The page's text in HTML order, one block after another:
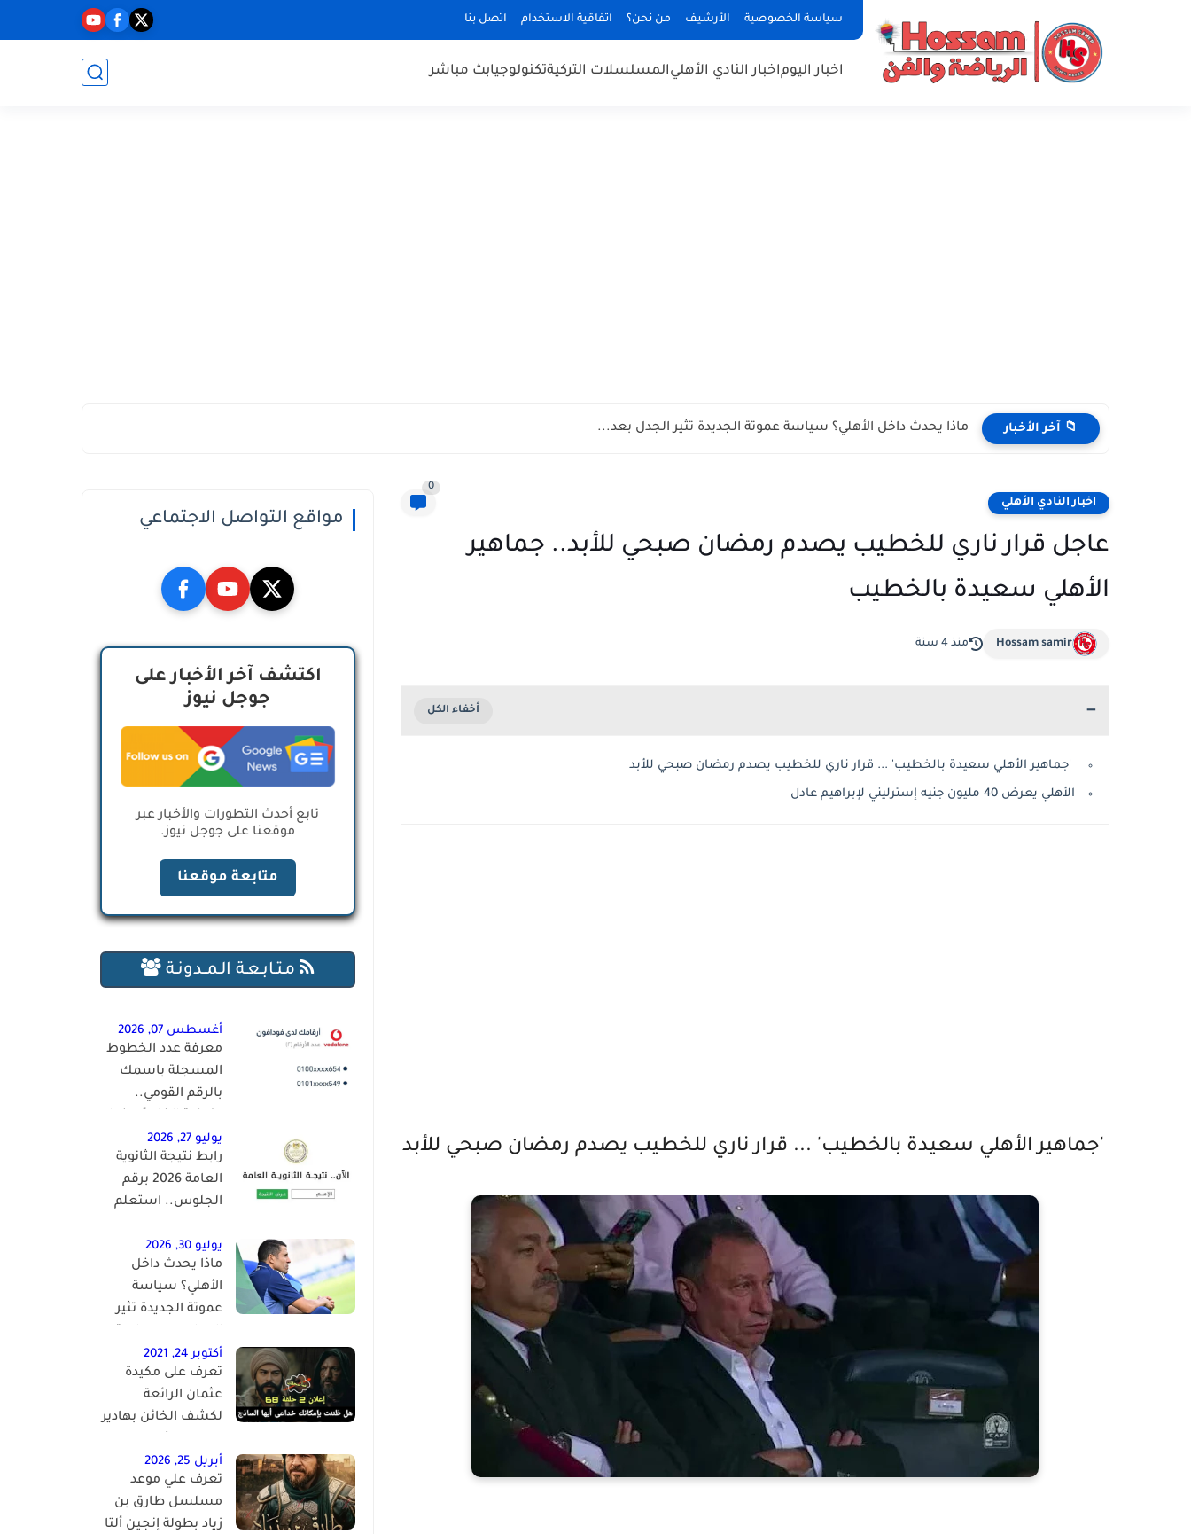
سياسة الخصوصية الأرشيف من نحن؟ اتفاقية الاستخدام اتصل بنا
اخبار اليوماخبار النادي الأهليالمسلسلات التركيةتكنولوجيابث مباشر
📁 آخر الأخبار ماذا يحدث داخل الأهلي؟ سياسة عموتة الجديدة تثير الجدل بعد...
اخبار النادي الأهلي
0
عاجل قرار ناري للخطيب يصدم رمضان صبحي للأبد.. جماهير
الأهلي سعيدة بالخطيب
Hossam samir منذ 4 سنة
'جماهير الأهلي سعيدة بالخطيب' ... قرار ناري للخطيب يصدم رمضان صبحي للأبد
الأهلي يعرض 40 مليون جنيه إسترليني لإبراهيم عادل
'جماهير الأهلي سعيدة بالخطيب' ... قرار ناري للخطيب يصدم رمضان صبحي للأبد
مواقع التواصل الاجتماعي
اكتشف آخر الأخبار على
جوجل نيوز
تابع أحدث التطورات والأخبار عبر
موقعنا على جوجل نيوز.
متابعة موقعنا
مـتـابـعـة الـمــدونـة
أغسطس 07, 2026
معرفة عدد الخطوط
المسجلة باسمك
بالرقم القومي..
غير تابع لك
يوليو 27, 2026
رابط نتيجة الثانوية
العامة 2026 برقم
الجلوس.. استعلم
رسميًا
يوليو 30, 2026
ماذا يحدث داخل
الأهلي؟ سياسة
عموتة الجديدة تثير
لافيينا
أكتوبر 24, 2021
تعرف على مكيدة
عثمان الرائعة
لكشف الخائن بهادير
كوسيس المؤسس
عثمان الحلقة 68
أبريل 25, 2026
تعرف علي موعد
مسلسل طارق بن
زياد بطولة إنجين ألتا